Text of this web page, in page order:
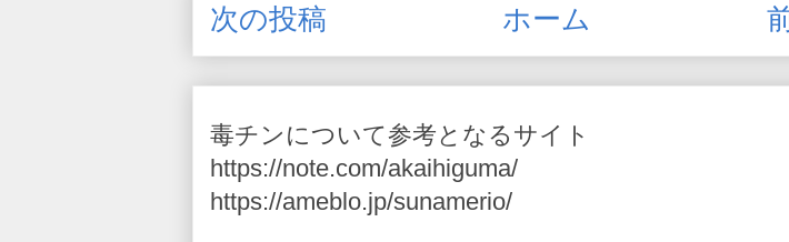
次の投稿 ホーム
毒チンについて参考となるサイト
https://note.com/akaihiguma/
https://ameblo.jp/sunamerio/